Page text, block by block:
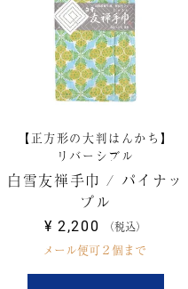
【正方形の大判はんかち】
リバーシブル
白雪友禅手巾 / パイナッ
プル
¥ 2,200 税込
メール便可２個まで